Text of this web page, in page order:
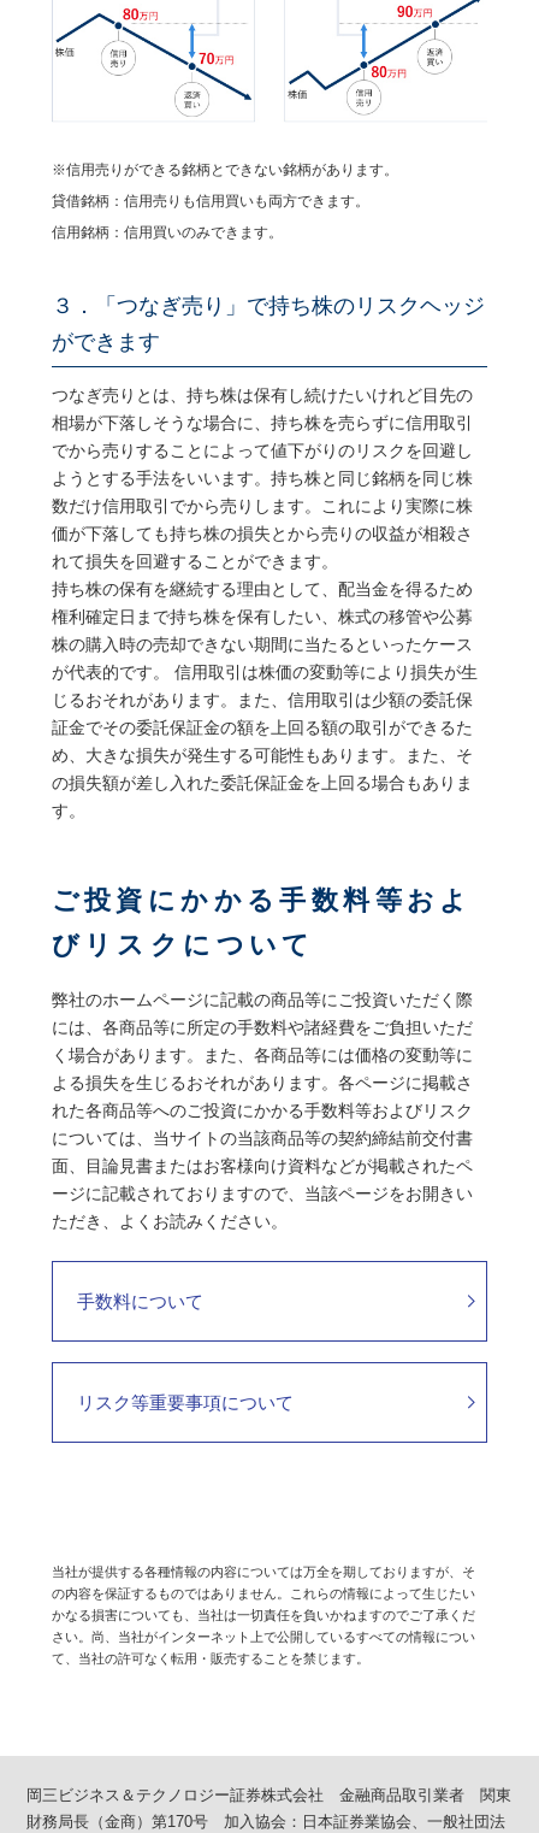
※信用売りができる銘柄とできない銘柄があります。
貸借銘柄：信用売りも信用買いも両方できます。
信用銘柄：信用買いのみできます。
３．「つなぎ売り」で持ち株のリスクヘッジ
ができます
つなぎ売りとは、持ち株は保有し続けたいけれど目先の
相場が下落しそうな場合に、持ち株を売らずに信用取引
でから売りすることによって値下がりのリスクを回避し
ようとする手法をいいます。持ち株と同じ銘柄を同じ株
数だけ信用取引でから売りします。これにより実際に株
価が下落しても持ち株の損失とから売りの収益が相殺さ
れて損失を回避することができます。
持ち株の保有を継続する理由として、配当金を得るため
権利確定日まで持ち株を保有したい、株式の移管や公募
株の購入時の売却できない期間に当たるといったケース
が代表的です。 信用取引は株価の変動等により損失が生
じるおそれがあります。また、信用取引は少額の委託保
証金でその委託保証金の額を上回る額の取引ができるた
め、大きな損失が発生する可能性もあります。また、そ
の損失額が差し入れた委託保証金を上回る場合もありま
す。
ご投資にかかる手数料等およ
びリスクについて
弊社のホームページに記載の商品等にご投資いただく際
には、各商品等に所定の手数料や諸経費をご負担いただ
く場合があります。また、各商品等には価格の変動等に
よる損失を生じるおそれがあります。各ページに掲載さ
れた各商品等へのご投資にかかる手数料等およびリスク
については、当サイトの当該商品等の契約締結前交付書
面、目論見書またはお客様向け資料などが掲載されたペ
ージに記載されておりますので、当該ページをお開きい
ただき、よくお読みください。
手数料について
リスク等重要事項について
当社が提供する各種情報の内容については万全を期しておりますが、そ
の内容を保証するものではありません。これらの情報によって生じたい
かなる損害についても、当社は一切責任を負いかねますのでご了承くだ
さい。尚、当社がインターネット上で公開しているすべての情報につい
て、当社の許可なく転用・販売することを禁じます。
岡三ビジネス＆テクノロジー証券株式会社 金融商品取引業者 関東
財務局長（金商）第170号 加入協会：日本証券業協会、一般社団法